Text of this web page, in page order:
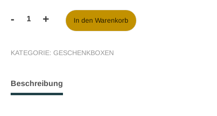
-Geschenkbox
+ In den Warenkorb
KATEGORIE: GESCHENKBOXEN
Beschreibung